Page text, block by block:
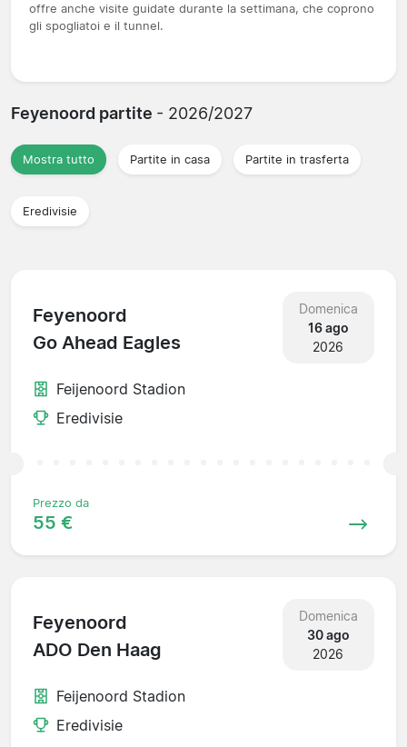
offre anche visite guidate durante la settimana, che coprono
gli spogliatoi e il tunnel.
Feyenoord partite - 2026/2027
Mostra tutto Partite in casa Partite in trasferta
Eredivisie
Feyenoord
Go Ahead Eagles
Domenica
16 ago
2026
Feijenoord Stadion
Eredivisie
Prezzo da
55 €
Feyenoord
ADO Den Haag
Domenica
30 ago
2026
Feijenoord Stadion
Eredivisie